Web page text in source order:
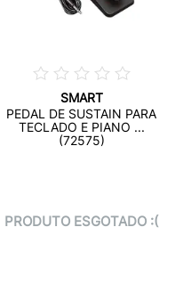
SMART
PEDAL DE SUSTAIN PARA
TECLADO E PIANO ...
(72575)
PRODUTO ESGOTADO :(